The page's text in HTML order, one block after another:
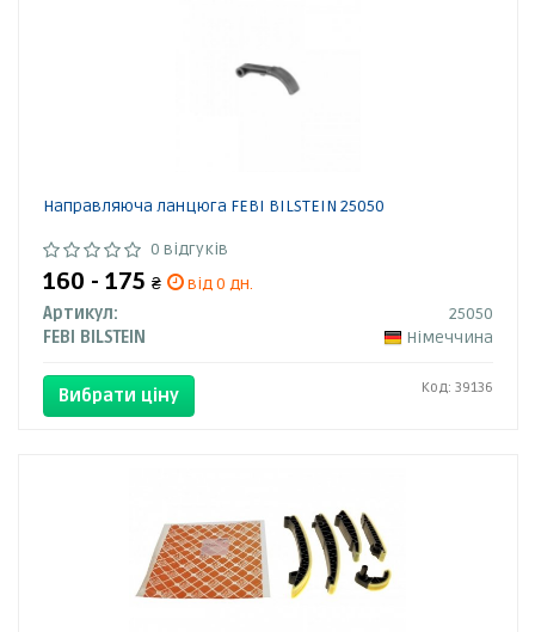
Направляюча ланцюга FEBI BILSTEIN 25050
0 відгуків
160 - 175 ₴
від 0 дн.
Артикул:
25050
FEBI BILSTEIN
Німеччина
Вибрати ціну Код: 39136